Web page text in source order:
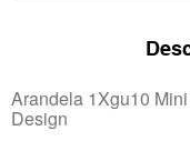
Arandela 1Xgu10
Design